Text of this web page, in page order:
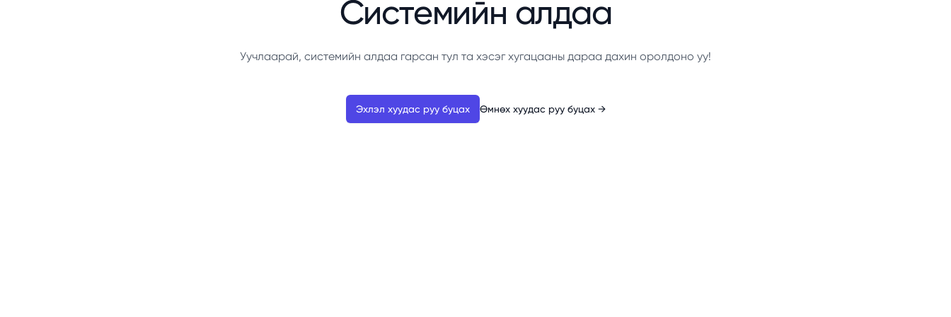
Системийн алдаа
Уучлаарай, системийн алдаа гарсан тул та хэсэг хугацааны дараа дахин оролдоно уу!
Эхлэл хуудас руу буцах Өмнөх хуудас руу буцах →